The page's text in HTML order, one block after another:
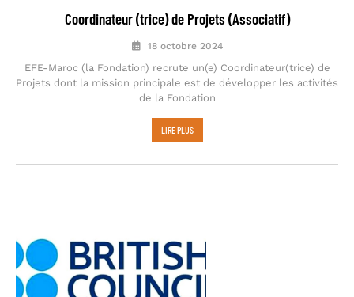
Coordinateur (trice) de Projets (Associatif)
18 octobre 2024
EFE-Maroc (la Fondation) recrute un(e) Coordinateur(trice) de
Projets dont la mission principale est de développer les activités
de la Fondation
LIRE PLUS